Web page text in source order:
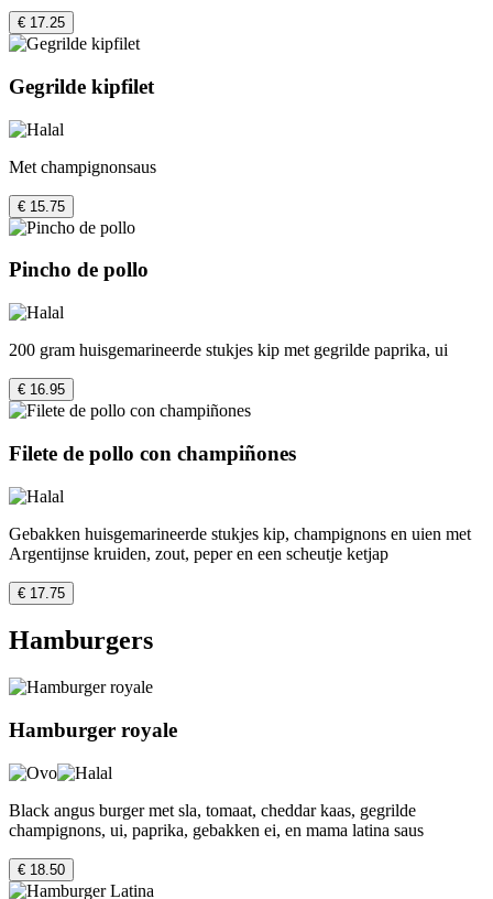
€ 17.25
Gegrilde kipfilet
Met champignonsaus
€ 15.75
Pincho de pollo
200 gram huisgemarineerde stukjes kip met gegrilde paprika, ui
€ 16.95
Filete de pollo con champiñones
Gebakken huisgemarineerde stukjes kip, champignons en uien met
Argentijnse kruiden, zout, peper en een scheutje ketjap
€ 17.75
Hamburgers
Hamburger royale
Black angus burger met sla, tomaat, cheddar kaas, gegrilde
champignons, ui, paprika, gebakken ei, en mama latina saus
€ 18.50